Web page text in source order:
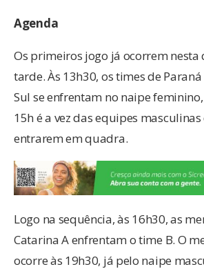
Agenda
Os primeiros jogo já ocorrem
tarde. Às 13h30, os times de
Sul se enfrentam no naipe
15h é a vez das equipes
entrarem em quadra.
Logo na sequência, às 16h30, as
Catarina A enfrentam o time B. O
ocorre às 19h30, já pelo naipe